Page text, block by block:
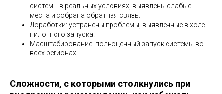
системы в реальных условиях, выявлены слабые
места и собрана обратная связь.
Доработки: устранены проблемы, выявленные в ходе
пилотного запуска.
Масштабирование: полноценный запуск системы во
всех регионах.
Сложности, с которыми столкнулись при